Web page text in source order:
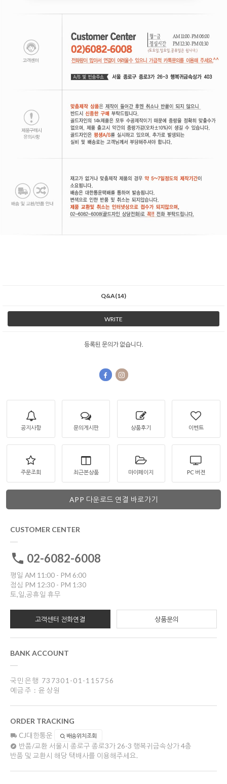
Q&A(14)
WRITE
등록된 문의가 없습니다.
공지사항 문의게시판 상품후기 이벤트
주문조회 최근본상품 마이페이지 PC 버젼
APP 다운로드 연결 바로가기
CUSTOMER CENTER
02-6082-6008
평일 AM 11:00 - PM 6:00
점심 PM 12:30 - PM 1:30
토,일,공휴일 휴무
고객센터 전화연결 상품문의
BANK ACCOUNT
국민은행 737301-01-115756
예금주 : 윤상원
ORDER TRACKING
CJ대한통운 배송위치조회
반품/교환 서울시 종로구 종로3가 26-3 행복귀금속상가 4층
반품 및 교환시 해당 택배사를 이용해주세요.